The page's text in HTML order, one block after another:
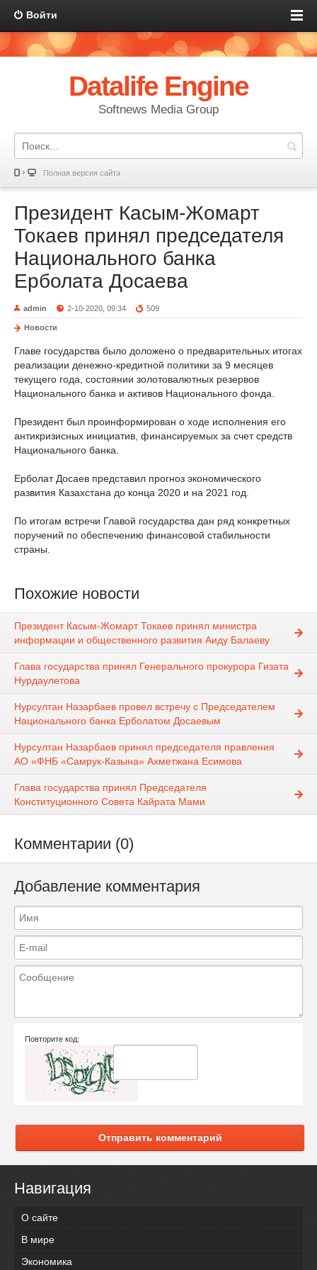
Войти
Datalife Engine
Softnews Media Group
Полная версия сайта
Президент Касым-Жомарт
Токаев принял председателя
Национального банка
Ерболата Досаева
admin 2-10-2020, 09:34 509
Новости
Главе государства было доложено о предварительных итогах
реализации денежно-кредитной политики за 9 месяцев
текущего года, состоянии золотовалютных резервов
Национального банка и активов Национального фонда.
Президент был проинформирован о ходе исполнения его
антикризисных инициатив, финансируемых за счет средств
Национального банка.
Ерболат Досаев представил прогноз экономического
развития Казахстана до конца 2020 и на 2021 год.
По итогам встречи Главой государства дан ряд конкретных
поручений по обеспечению финансовой стабильности
страны.
Похожие новости
Президент Касым-Жомарт Токаев принял министра
информации и общественного развития Аиду Балаеву
Глава государства принял Генерального прокурора Гизата
Нурдаулетова
Нурсултан Назарбаев провел встречу с Председателем
Национального банка Ерболатом Досаевым
Нурсултан Назарбаев принял председателя правления
АО «ФНБ «Самрук-Казына» Ахметжана Есимова
Глава государства принял Председателя
Конституционного Совета Кайрата Мами
Комментарии (0)
Добавление комментария
Повторите код:
Отправить комментарий
Навигация
О сайте
В мире
Экономика